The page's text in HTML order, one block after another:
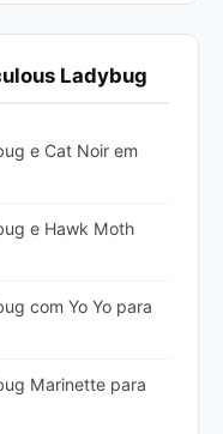
Ladybug
e Cat Noir em
e Hawk Moth
com Yo Yo para
Marinette para